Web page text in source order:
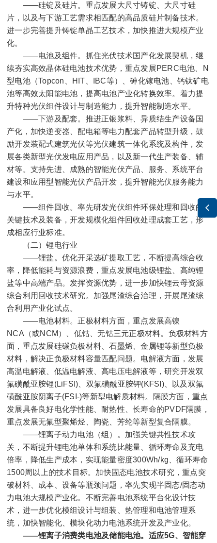

——硅锭及硅片。重点发展大尺寸铸锭、大尺寸硅
片，以及与下游工艺需求相匹配的高品质硅片制备技术。
进一步完善提升铸锭单晶工艺技术，加快推进大规模产业
化。
——电池及组件。抓住光伏技术国产化发展契机，继
续夯实高效晶体硅电池技术优势，重点发展PERC电池、
N
型电池（Topcon HIT IBC等）、砷化镓电池、钙钛矿电
池等高效太阳能电池，提高电池产业化转换效率。着力提
升特种光伏组件设计与制造能力，提升智能制造水平。
——下游及配套。推进正银浆料、异质结生产设备国
产化，加快逆变器、配电箱等电力配套产品转型升级，鼓
励开发装配式建筑光伏等光伏建筑一体化系统及构件，发
展各类新型光伏发电应用产品，以及新一代生产装备、辅
材等。支持先进、成熟的智能光伏产品、服务、系统平台
建设和应用型智能光伏产品开发，提升智能光伏服务能力
与水平。
——组件回收。率先研发光伏组件环保处理和回收的
关键技术及装备，开发规模化组件回收处理成套工艺，形
成相应行业标准。
（二）锂电行业
——锂盐。优化开采选矿提取工艺，不断提高综合收
率，降低能耗与资源浪费，重点发展电池级锂盐、高纯锂
盐等中高端产品。发挥资源优势，进一步加快锂云母资源
综合利用回收技术研究。加强尾渣综合治理，开展尾渣综
合利用产业化试点。
——电池材料。正极材料方面，重点发展高镍
NCA （或NCM ）、低钴、无钴三元正极材料。负极材料方
面，重点发展硅碳负极材料、石墨烯、金属锂等新型负极
材料，解决正负极材料容量匹配问题。电解液方面，发展
高温电解液、低温电解液、高电压电解液等，研究开发双
氟磺酰亚胺锂(LiFSI) 、双氟磺酰亚胺钾(KFSI)、以及双氟
磺酰亚胺阴离子(FSI-)等新型电解质材料。隔膜方面，重点
发展具备良好电化学性能、耐热性、长寿命的PVDF隔膜，
重点发展无氟型聚烯烃、陶瓷、芳纶等新型复合隔膜。
——锂离子动力电池（组）。加强关键共性技术攻
关，不断提升锂电池单体和系统比能量、循环寿命及充电
倍率，降低生产成本，实现能量密度300Wh/kg 、循环寿命
1500周以上的技术目标。加快固态电池技术研究，重点突
破材料、成本、设备等瓶颈问题，率先实现半固态/固态动
力电池大规模产业化。不断完善电池系统平台化设计技
术，进一步优化模组设计与组装、热管理和电池管理系
统，加快智能化、模块化动力电池系统开发及产业化。
——锂离子消费类电池及储能电池。 适应5G、智能穿